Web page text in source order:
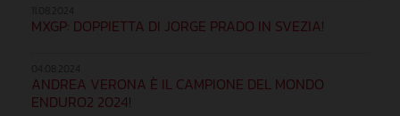
MXGP: DOPPIETTA DI JORGE PRADO IN SVEZIA!
ANDREA VERONA È IL CAMPIONE DEL MONDO
ENDURO2 2024!